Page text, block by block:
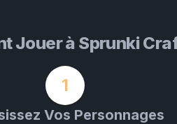
Jouer à Sprunki
1
Vos Personnages